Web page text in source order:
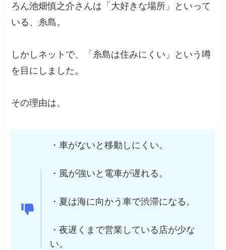
ろん池畑慎之介さんは「大好きな場所」といって
いる、糸島。
しかしネットで、「糸島は住みにくい」という噂
を目にしました。
その理由は、
・車がないと移動しにくい。
・風が強いと電車が遅れる。
・夏は海に向かう車で渋滞になる。
・夜遅くまで営業している店が少な
い。